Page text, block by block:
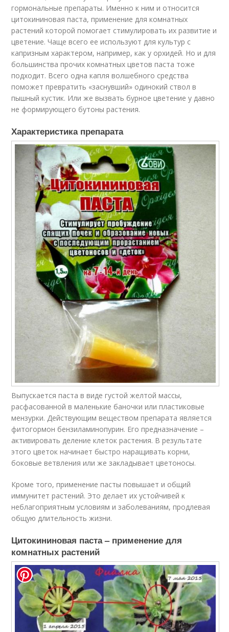
гормональные препараты. Именно к ним и относится
цитокининовая паста, применение для комнатных
растений которой помогает стимулировать их развитие и
цветение. Чаще всего ее используют для культур с
капризным характером, например, как у орхидей. Но и для
большинства прочих комнатных цветов паста тоже
подходит. Всего одна капля волшебного средства
поможет превратить «заснувший» одинокий ствол в
пышный кустик. Или же вызвать бурное цветение у давно
не формирующего бутоны растения.
Характеристика препарата
Выпускается паста в виде густой желтой массы,
расфасованной в маленькие баночки или пластиковые
мензурки. Действующим веществом препарата является
фитогормон бензиламинопурин. Его предназначение –
активировать деление клеток растения. В результате
этого цветок начинает быстро наращивать корни,
боковые ветвления или же закладывает цветоносы.
Кроме того, применение пасты повышает и общий
иммунитет растений. Это делает их устойчивей к
неблагоприятным условиям и заболеваниям, продлевая
общую длительность жизни.
Цитокининовая паста – применение для
комнатных растений